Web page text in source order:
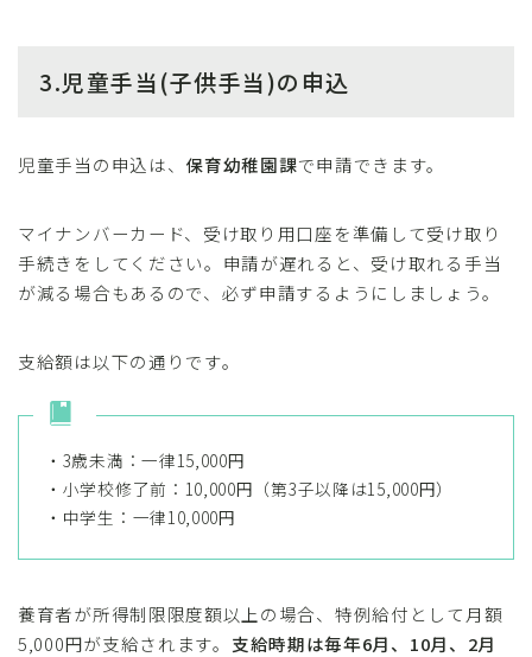
3.児童手当(子供手当)の申込
児童手当の申込は、 保育幼稚園課で申請できます。
マイナンバーカード、受け取り用口座を準備して受け取り
手続きをしてください。申請が遅れると、受け取れる手当
が減る場合もあるので、必ず申請するようにしましょう。
支給額は以下の通りです。
・3歳未満：一律15,000円
・小学校修了前：10,000円（第3子以降は15,000円）
・中学生：一律10,000円
養育者が所得制限限度額以上の場合、特例給付として月額
5,000円が支給されます。 支給時期は毎年6月、10月、2月